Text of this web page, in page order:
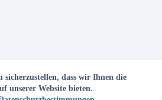
sicherzustellen, dass wir Ihnen die
unserer Website bieten.